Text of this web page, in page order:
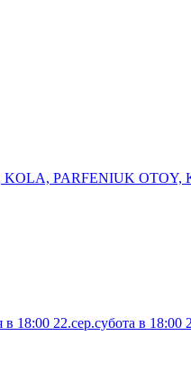
⁠KOLA, ⁠⁠PARFENIUK
в 18:00 22.сер.субота в 18:00